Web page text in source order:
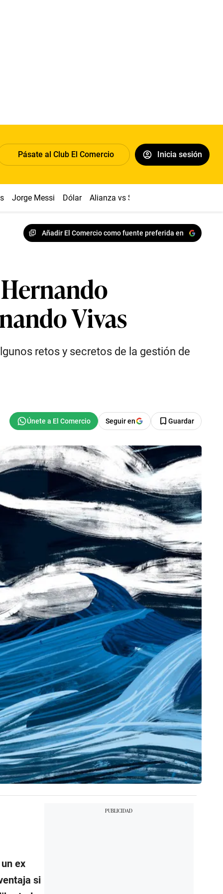
Pásate al Club El Comercio Inicia sesión
Jorge Messi Dólar Alianza vs Sport Boys
Añadir El Comercio como fuente preferida en
Vivas
retos y secretos de la gestión de
Seguir en Guardar
ex
si